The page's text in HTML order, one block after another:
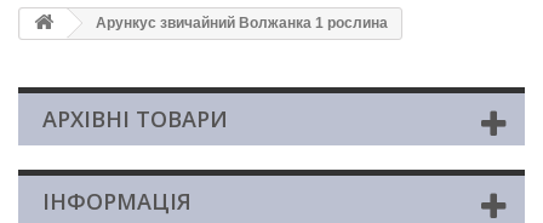
Арункус звичайний Волжанка 1 рослина
АРХІВНІ ТОВАРИ
ІНФОРМАЦІЯ